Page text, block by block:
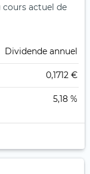
actuel de
Dividende annuel
0,1712 €
5,18 %